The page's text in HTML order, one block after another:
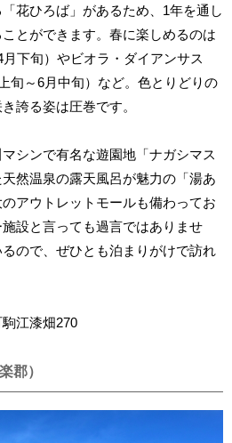
花ひろば」があるため、1年を通し
とができます。春に楽しめるのは
下旬）やビオラ・ダイアンサス
旬～6月中旬）など。色とりどりの
誇る姿は圧巻です。
シンで有名な遊園地「ナガシマス
然温泉の露天風呂が魅力の「湯あ
アウトレットモールも備わってお
設と言っても過言ではありませ
ので、ぜひとも泊まりがけで訪れ
江漆畑270
郡）